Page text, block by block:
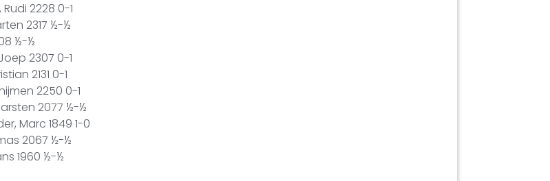
2228 0-1
2317 ½-½
½-½
2307 0-1
2131 0-1
2250 0-1
2077 ½-½
Marc 1849 1-0
2067 ½-½
1960 ½-½